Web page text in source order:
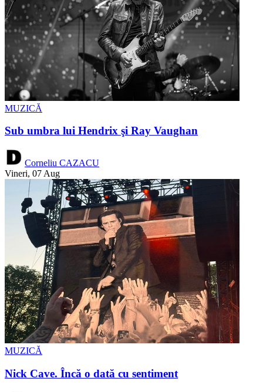
MUZICĂ
Sub umbra lui Hendrix şi Ray Vaughan
Corneliu CAZACU
Vineri, 07 Aug
MUZICĂ
Nick Cave. Încă o dată cu sentiment